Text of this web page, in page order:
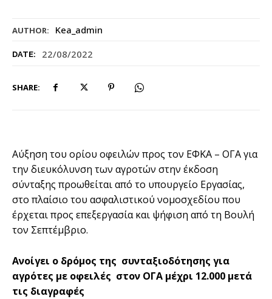
AUTHOR: Kea_admin
DATE: 22/08/2022
SHARE:
Αύξηση του ορίου οφειλών προς τον ΕΦΚΑ – ΟΓΑ για
την διευκόλυνση των αγροτών στην έκδοση
σύνταξης προωθείται από το υπουργείο Εργασίας,
στο πλαίσιο του ασφαλιστικού νομοσχεδίου που
έρχεται προς επεξεργασία και ψήφιση από τη Βουλή
τον Σεπτέμβριο.
Ανοίγει ο δρόμος της συνταξιοδότησης για
αγρότες με οφειλές στον ΟΓΑ μέχρι 12.000 μετά
τις διαγραφές